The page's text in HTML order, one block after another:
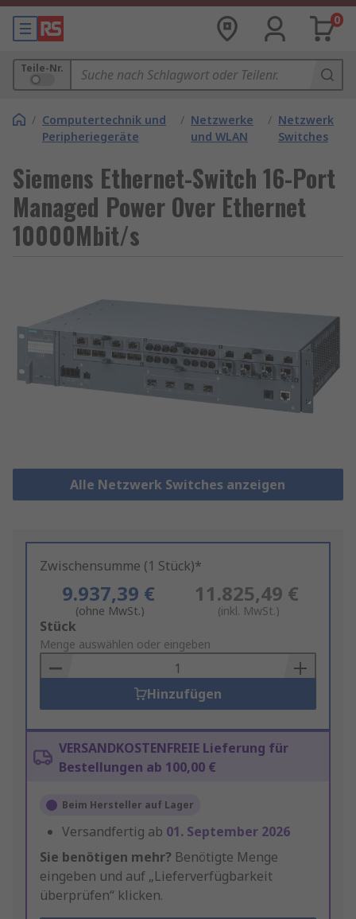
0
Teile-Nr.
/ Computertechnik und
Peripheriegeräte
/ Netzwerke
und WLAN
/ Netzwerk
Switches
Siemens Ethernet-Switch 16-Port
Managed Power Over Ethernet
10000Mbit/s
Alle Netzwerk Switches anzeigen
Zwischensumme (1 Stück)*
9.937,39 €
(ohne MwSt.)
11.825,49 €
(inkl. MwSt.)
Add
to
Basket
Stück
Menge auswählen oder eingeben
Hinzufügen
VERSANDKOSTENFREIE Lieferung für
Bestellungen ab 100,00 €
Beim Hersteller auf Lager
Versandfertig ab 01. September 2026
Sie benötigen mehr? Benötigte Menge
eingeben und auf „Lieferverfügbarkeit
überprüfen“ klicken.